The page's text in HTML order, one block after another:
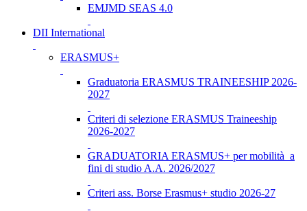
EMJMD SEAS 4.0
DII International
ERASMUS+
Graduatoria ERASMUS TRAINEESHIP 2026-
2027
Criteri di selezione ERASMUS Traineeship
2026-2027
GRADUATORIA ERASMUS+ per mobilità a
fini di studio A.A. 2026/2027
Criteri ass. Borse Erasmus+ studio 2026-27